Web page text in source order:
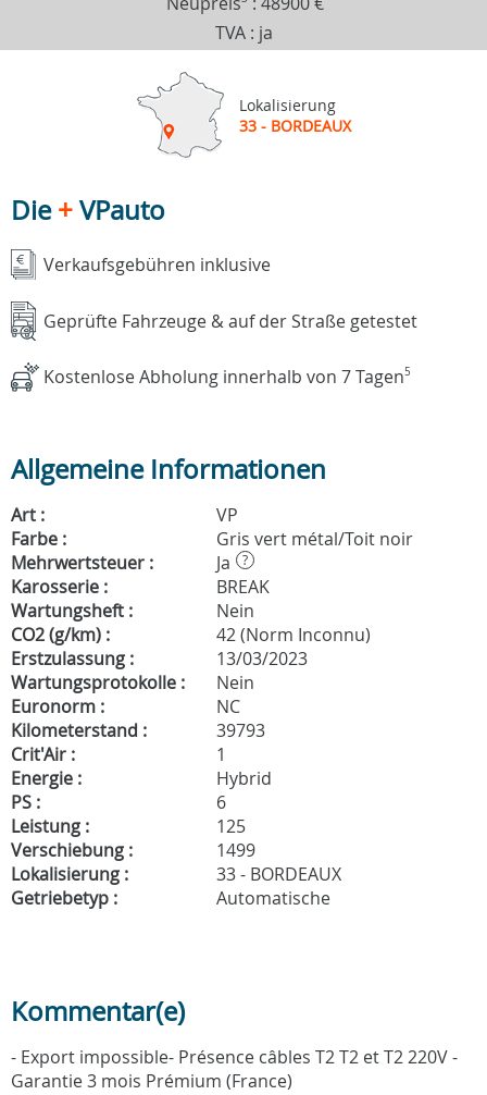
TVA : ja
Lokalisierung
33 - BORDEAUX
Die+VPauto
Verkaufsgebühren inklusive
Geprüfte Fahrzeuge & auf der Straße getestet
Kostenlose Abholung innerhalb von 7 Tagen5
Allgemeine Informationen
Art :
VP
Farbe :
Gris vert métal/Toit noir
Mehrwertsteuer :
Ja ?
Karosserie :
BREAK
Wartungsheft :
Nein
CO2 (g/km) :
42 (Norm Inconnu)
Erstzulassung :
13/03/2023
Wartungsprotokolle :
Nein
Euronorm :
NC
Kilometerstand :
39793
Crit'Air :
1
Energie :
Hybrid
PS :
6
Leistung :
125
Verschiebung :
1499
Lokalisierung :
33 - BORDEAUX
Getriebetyp :
Automatische
Kommentar(e)
- Export impossible- Présence câbles T2 T2 et T2 220V -
Garantie 3 mois Prémium (France)